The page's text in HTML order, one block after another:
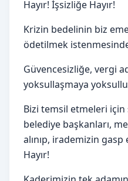
Hayır! İşsizliğe Hayır!
Krizin bedelinin biz
ödetilmek
Güvencesizliğe, vergi
yoksullaşmaya
Bizi temsil etmeleri
belediye başkanları,
alınıp, irademizin
Hayır!